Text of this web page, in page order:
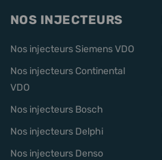
NOS INJECTEURS
Nos injecteurs Siemens VDO
Nos injecteurs Continental
VDO
Nos injecteurs Bosch
Nos injecteurs Delphi
Nos injecteurs Denso